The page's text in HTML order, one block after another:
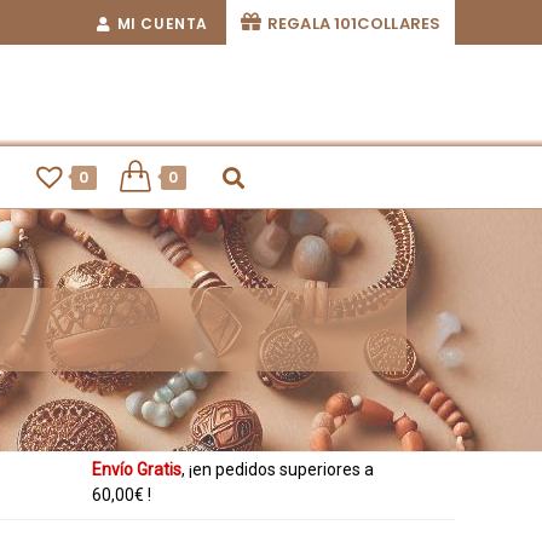
MI CUENTA REGALA 101COLLARES
0 0
Envío Gratis, ¡en pedidos superiores a
60,00€ !